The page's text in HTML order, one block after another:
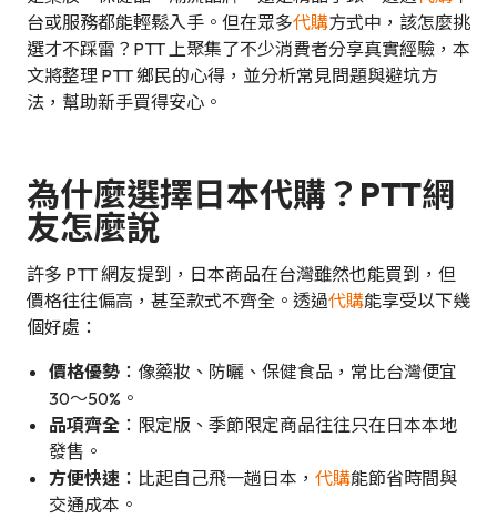
台或服務都能輕鬆入手。但在眾多代購方式中，該怎麼挑
選才不踩雷？PTT 上聚集了不少消費者分享真實經驗，本
文將整理 PTT 鄉民的心得，並分析常見問題與避坑方
法，幫助新手買得安心。
為什麼選擇日本代購？PTT網
友怎麼說
許多 PTT 網友提到，日本商品在台灣雖然也能買到，但
價格往往偏高，甚至款式不齊全。透過代購能享受以下幾
個好處：
價格優勢 ：像藥妝、防曬、保健食品，常比台灣便宜
30～50%。
品項齊全 ：限定版、季節限定商品往往只在日本本地
發售。
方便快速 ：比起自己飛一趟日本， 代購能節省時間與
交通成本。